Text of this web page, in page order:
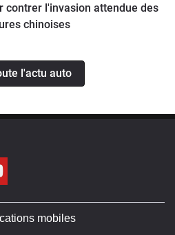
contrer l'invasion attendue des
chinoises
l'actu auto
mobiles